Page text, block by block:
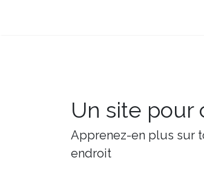
Un site pour
Apprenez-en plus sur
endroit